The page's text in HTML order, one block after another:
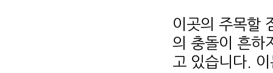
이곳의 주목할
의 충돌이 흔하
고 있습니다.